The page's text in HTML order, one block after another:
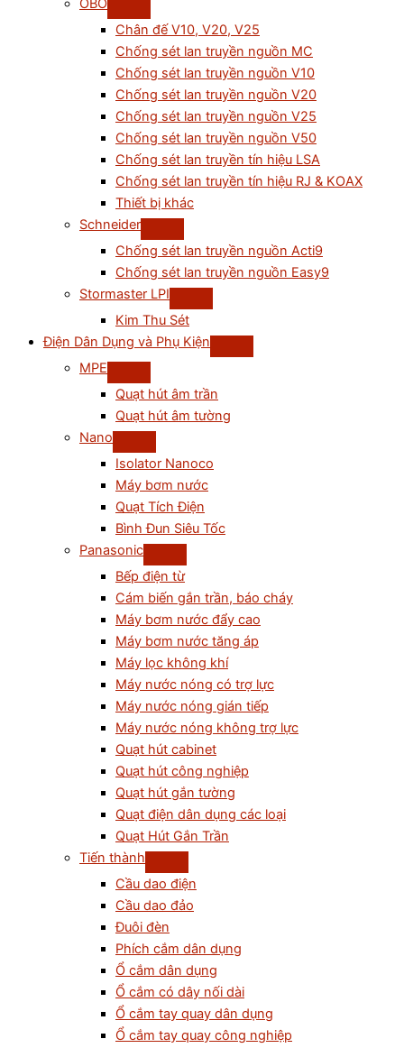
OBO
Chân đế V10, V20, V25
Chống sét lan truyền nguồn MC
Chống sét lan truyền nguồn V10
Chống sét lan truyền nguồn V20
Chống sét lan truyền nguồn V25
Chống sét lan truyền nguồn V50
Chống sét lan truyền tín hiệu LSA
Chống sét lan truyền tín hiệu RJ & KOAX
Thiết bị khác
Schneider
Chống sét lan truyền nguồn Acti9
Chống sét lan truyền nguồn Easy9
Stormaster LPI
Kim Thu Sét
Điện Dân Dụng và Phụ Kiện
MPE
Quạt hút âm trần
Quạt hút âm tường
Nano
Isolator Nanoco
Máy bơm nước
Quạt Tích Điện
Bình Đun Siêu Tốc
Panasonic
Bếp điện từ
Cám biến gắn trần, báo cháy
Máy bơm nước đẩy cao
Máy bơm nước tăng áp
Máy lọc không khí
Máy nước nóng có trợ lực
Máy nước nóng gián tiếp
Máy nước nóng không trợ lực
Quạt hút cabinet
Quạt hút công nghiệp
Quạt hút gắn tường
Quạt điện dân dụng các loại
Quạt Hút Gắn Trần
Tiến thành
Cầu dao điện
Cầu dao đảo
Đuôi đèn
Phích cắm dân dụng
Ổ cắm dân dụng
Ổ cắm có dây nối dài
Ổ cắm tay quay dân dụng
Ổ cắm tay quay công nghiệp